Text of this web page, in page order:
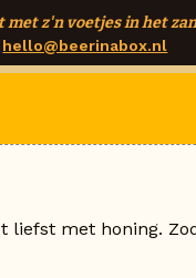
met z'n voetjes in het
hello@beerinabox.nl
liefst met honing.